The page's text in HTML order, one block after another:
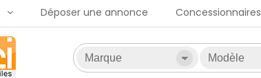
Déposer une annonce Concessionnaires